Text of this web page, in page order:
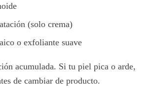
(solo crema)
o exfoliante suave
acumulada. Si tu piel pica o arde,
de cambiar de producto.